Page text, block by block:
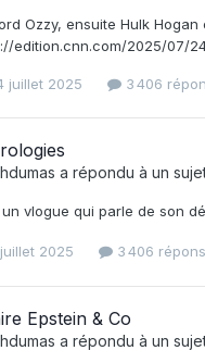
Ozzy, ensuite Hulk
edition.cnn.com/2025/07/
juillet 2025 3 406
a répondu à un
vlogue qui parle de son
2025 3 406
Epstein & Co
a répondu à un